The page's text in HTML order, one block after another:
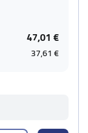
47,01 €
37,61 €